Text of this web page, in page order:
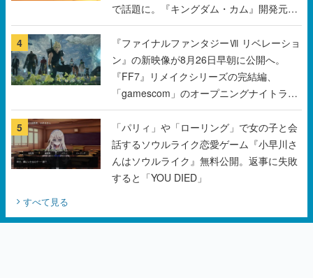
で話題に。『キングダム・カム』開発元や
チェコのプロ野球選手から称賛の声
4
『ファイナルファンタジーⅦ リベレーショ
ン』の新映像が8月26日早朝に公開へ。
『FF7』リメイクシリーズの完結編、
「gamescom」のオープニングナイトライ
ブにてディレクターの浜口直樹氏が登壇す
る予定
5
「パリィ」や「ローリング」で女の子と会
話するソウルライク恋愛ゲーム『小早川さ
んはソウルライク』無料公開。返事に失敗
すると「YOU DIED」
すべて見る